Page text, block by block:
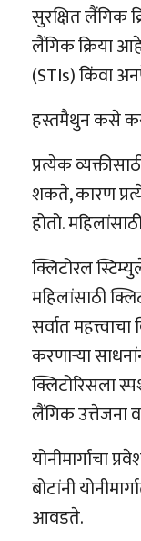
सुरक्षित लैंगिक
लैंगिक क्रिया
(STIs) किंवा
हस्तमैथुन कसे
प्रत्येक
शकते, कारण
होतो.
क्लिटोरल
महिलांसाठी
सर्वात
करणाऱ्या
क्लिटोरिसला
लैंगिक उत्तेजना
योनीमार्गाचा
बोटांनी
आवडते.